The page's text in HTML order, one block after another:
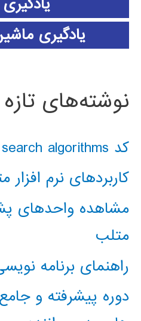
یادگیری
نوشته‌های تازه
کد classical AI search algorithms
کاربردهای نرم افزار
مشاهده واحدهای
متلب
راهنمای برنامه
دوره پیشرفته و